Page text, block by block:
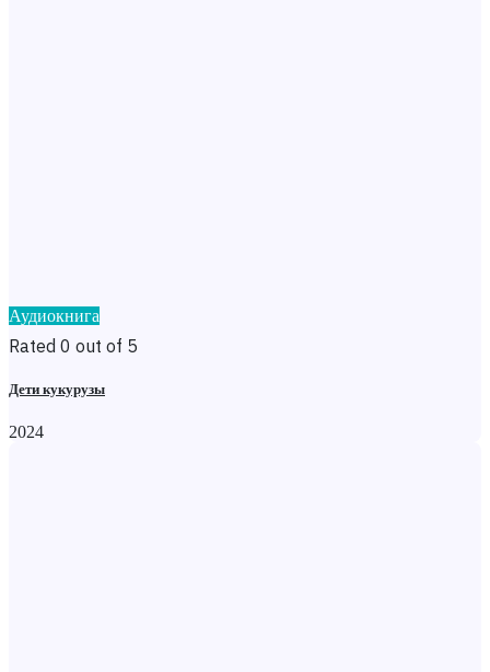
Аудиокнига
Rated 0 out of 5
Дети кукурузы
2024